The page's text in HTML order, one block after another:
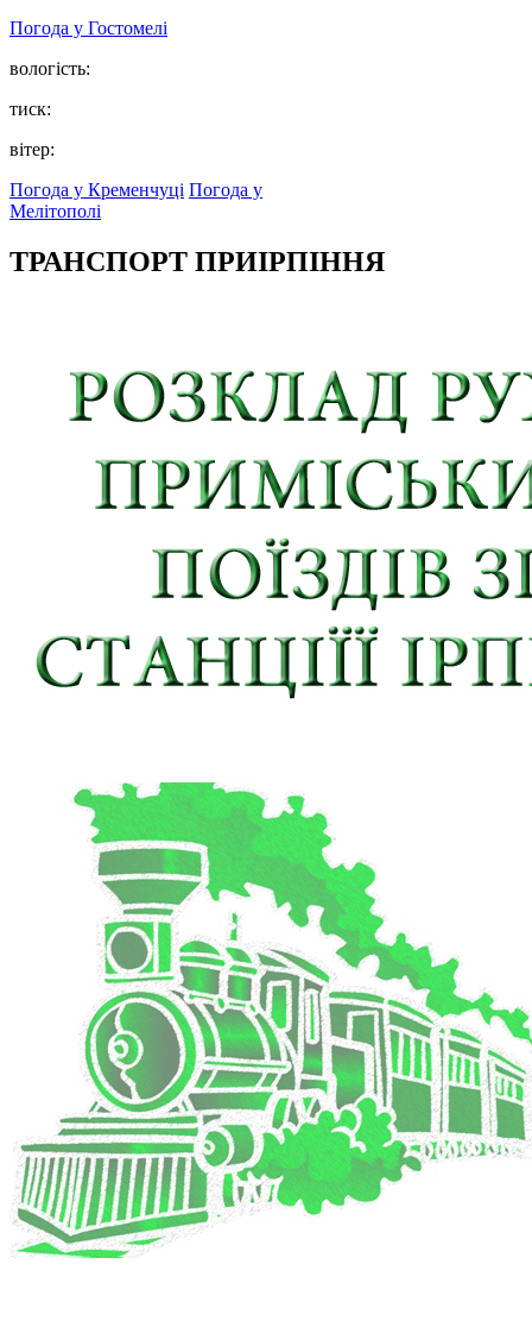
Погода у Гостомелі
вологість:
тиск:
вітер:
Погода у Кременчуці Погода у
Мелітополі
ТРАНСПОРТ ПРИІРПІННЯ